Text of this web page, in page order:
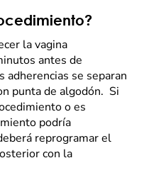
la vagina
antes de
se separan
punta de algodón. Si
o es
podría
reprogramar el
con la